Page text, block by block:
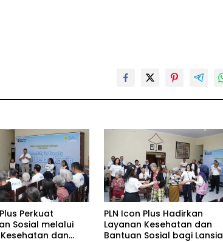
Perkuat
Sosial melalui
dan
PLN Icon Plus Hadirkan
Layanan Kesehatan dan
Bantuan Sosial bagi Lansia